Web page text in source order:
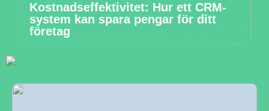
Kostnadseffektivitet: Hur ett CRM-
system kan spara pengar för ditt
företag